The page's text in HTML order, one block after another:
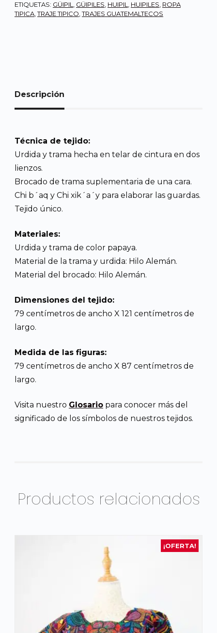
ETIQUETAS: GÜIPIL, GÜIPILES, HUIPIL, HUIPILES, ROPA
TIPICA,TRAJE TIPICO,TRAJES GUATEMALTECOS
Descripción
Técnica de tejido:
Urdida y trama hecha en telar de cintura en dos
lienzos.
Brocado de trama suplementaria de una cara.
Chi b´aq y Chi xik´a´y para elaborar las guardas.
Tejido único.
Materiales:
Urdida y trama de color papaya.
Material de la trama y urdida: Hilo Alemán.
Material del brocado: Hilo Alemán.
Dimensiones del tejido:
79 centímetros de ancho X 121 centímetros de
largo.
Medida de las figuras:
79 centímetros de ancho X 87 centímetros de
largo.
Visita nuestro Glosario para conocer más del
significado de los símbolos de nuestros tejidos.
Productos relacionados
¡OFERTA!